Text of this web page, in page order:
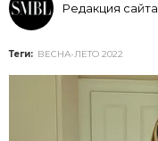
Редакция сайта
Теги: ВЕСНА-ЛЕТО 2022